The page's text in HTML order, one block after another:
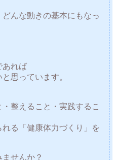
んな動きの基本にもなっ
あれば
思っています。
整えること・実践するこ
る「健康体力づくり」を
せんか？